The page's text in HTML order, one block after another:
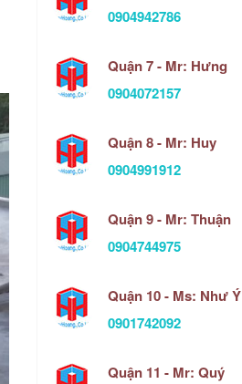
0904942786
Quận 7 - Mr: Hưng
0904072157
Quận 8 - Mr: Huy
0904991912
Quận 9 - Mr: Thuận
0904744975
Quận 10 - Ms: Như Ý
0901742092
Quận 11 - Mr: Quý